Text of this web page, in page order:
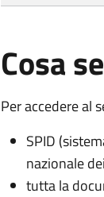
Cosa
Per accedere al
SPID
nazionale
tutta la